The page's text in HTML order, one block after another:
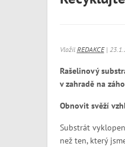
Vložil REDAKCE|
Rašelinový
v zahradě na
Obnovit svěží
Substrát
než ten, který